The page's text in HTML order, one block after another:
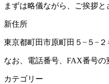
まずは略儀ながら、ご挨拶と
新住所
東京都町田市原町田５−５−２
なお、電話番号、FAX番号の
カテゴリー